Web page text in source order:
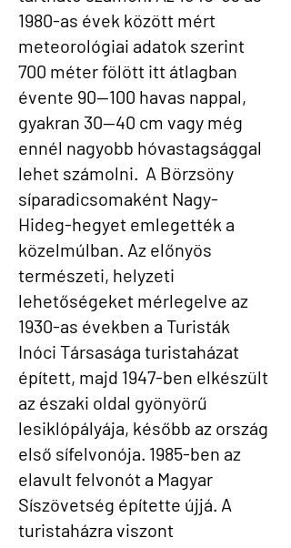
1980-as évek között mért
meteorológiai adatok szerint
700 méter fölött itt átlagban
évente 90—100 havas nappal,
gyakran 30—40 cm vagy még
ennél nagyobb hóvastagsággal
lehet számolni. A Börzsöny
síparadicsomaként Nagy-
Hideg-hegyet emlegették a
közelmúlban. Az előnyös
természeti, helyzeti
lehetőségeket mérlegelve az
1930-as években a Turisták
Inóci Társasága turistaházat
épített, majd 1947-ben elkészült
az északi oldal gyönyörű
lesiklópályája, később az ország
első sífelvonója. 1985-ben az
elavult felvonót a Magyar
Síszövetség építette újjá. A
turistaházra viszont